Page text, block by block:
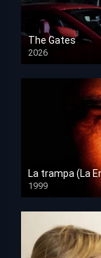
The Gates
2026
HD 1080p
La trampa (La
1999
HD 1080p